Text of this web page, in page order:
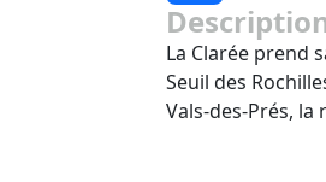
La Clarée prend
Seuil des
Vals-des-Prés, la